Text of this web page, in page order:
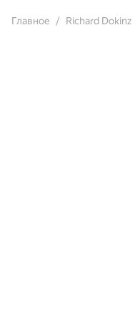
Главное Richard Dokinz